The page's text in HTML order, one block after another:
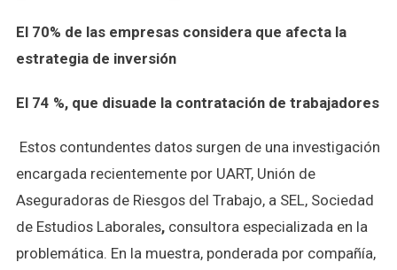
El 70% de las empresas considera que afecta la
estrategia de inversión
El 74 %, que disuade la contratación de trabajadores
Estos contundentes datos surgen de una investigación
encargada recientemente por UART, Unión de
Aseguradoras de Riesgos del Trabajo, a SEL, Sociedad
de Estudios Laborales,consultora especializada en la
problemática. En la muestra, ponderada por compañía,